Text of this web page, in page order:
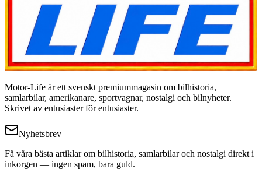
Motor-Life är ett svenskt premiummagasin om bilhistoria,
samlarbilar, amerikanare, sportvagnar, nostalgi och bilnyheter.
Skrivet av entusiaster för entusiaster.
Nyhetsbrev
Få våra bästa artiklar om bilhistoria, samlarbilar och nostalgi direkt i
inkorgen — ingen spam, bara guld.